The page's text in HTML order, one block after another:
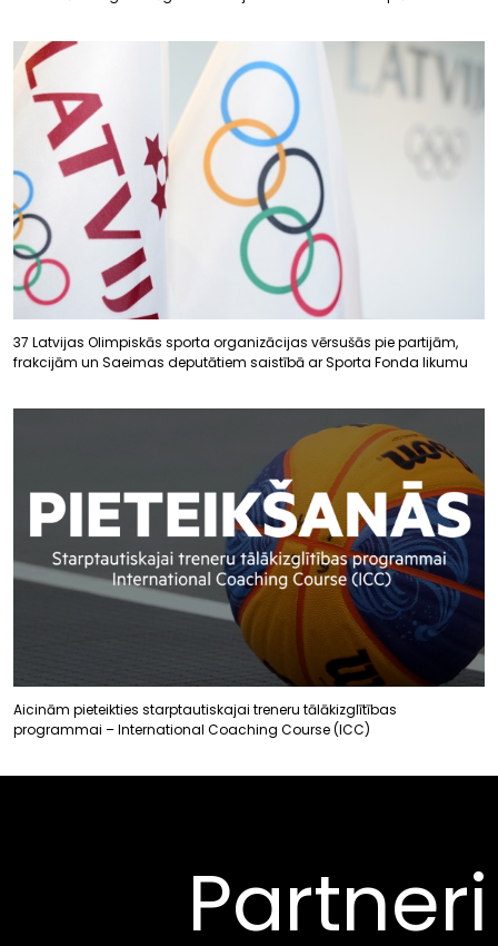
37 Latvijas Olimpiskās sporta organizācijas vērsušās pie partijām,
frakcijām un Saeimas deputātiem saistībā ar Sporta Fonda likumu
Aicinām pieteikties starptautiskajai treneru tālākizglītības
programmai – International Coaching Course (ICC)
Partneri